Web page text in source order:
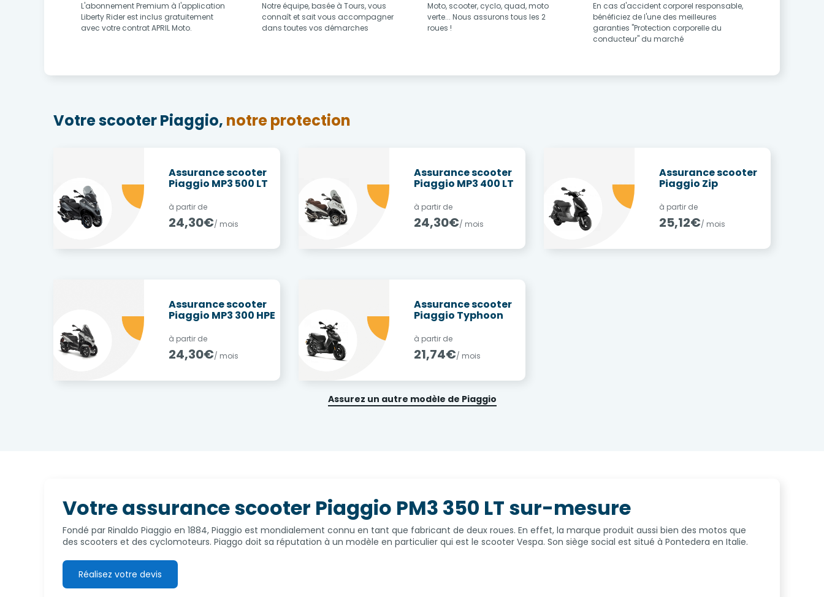
L'abonnement Premium à l'application
Liberty Rider est inclus gratuitement
avec votre contrat APRIL Moto.
Notre équipe, basée à Tours, vous
connaît et sait vous accompagner
dans toutes vos démarches
Moto, scooter, cyclo, quad, moto
verte... Nous assurons tous les 2
roues !
En cas d'accident corporel responsable,
bénéficiez de l'une des meilleures
garanties "Protection corporelle du
conducteur" du marché
Votre scooter Piaggio, notre protection
Assurance scooter
Piaggio MP3 500 LT
à partir de
24,30€/ mois
Assurance scooter
Piaggio MP3 400 LT
à partir de
24,30€/ mois
Assurance scooter
Piaggio Zip
à partir de
25,12€/ mois
Assurance scooter
Piaggio MP3 300 HPE
à partir de
24,30€/ mois
Assurance scooter
Piaggio Typhoon
à partir de
21,74€/ mois
Assurez un autre modèle de Piaggio
Votre assurance scooter Piaggio PM3 350 LT sur-mesure
Fondé par Rinaldo Piaggio en 1884, Piaggio est mondialement connu en tant que fabricant de deux roues. En effet, la marque produit aussi bien des motos que
des scooters et des cyclomoteurs. Piaggo doit sa réputation à un modèle en particulier qui est le scooter Vespa. Son siège social est situé à Pontedera en Italie.
Réalisez votre devis